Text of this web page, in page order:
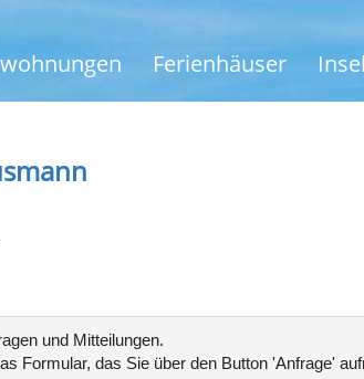
Ferienhäuser
und Mitteilungen.
Formular, das Sie über den Button 'Anfrage'